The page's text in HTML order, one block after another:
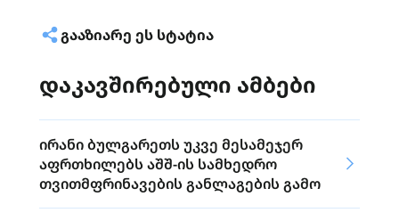
ᲒᲐᲐᲖᲘᲐᲠᲔ ᲔᲡ ᲡᲢᲐᲢᲘᲐ
დაკავშირებული ამბები
ირანი ბულგარეთს უკვე მესამეჯერ
აფრთხილებს აშშ-ის სამხედრო
თვითმფრინავების განლაგების გამო